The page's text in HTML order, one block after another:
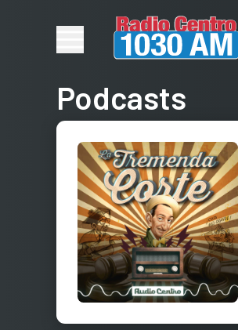
Podcasts